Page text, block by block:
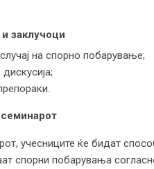
заклучоци
на спорно побарување;
учесниците ќе бидат
спорни побарувања